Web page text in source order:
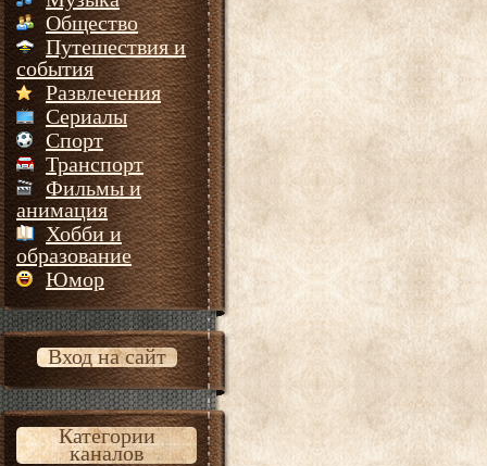
Общество
Путешествия и
события
Развлечения
Сериалы
Спорт
Транспорт
Фильмы и
анимация
Хобби и
образование
Юмор
Вход на сайт
Категории
каналов